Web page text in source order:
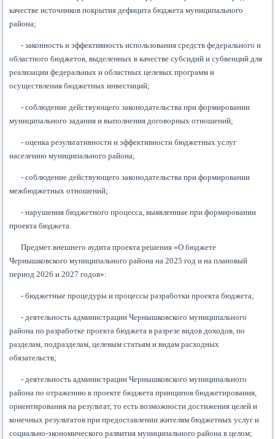
качестве источников покрытия дефицита бюджета муниципального
района;
- законность и эффективность использования средств федерального и
областного бюджетов, выделенных в качестве субсидий и субвенций для
реализации федеральных и областных целевых программ и
осуществления бюджетных инвестиций;
- соблюдение действующего законодательства при формировании
муниципального задания и выполнения договорных отношений;
- оценка результативности и эффективности бюджетных услуг
населению муниципального района;
- соблюдение действующего законодательства при формировании
межбюджетных отношений;
- нарушения бюджетного процесса, выявленные при формировании
проекта бюджета.
Предмет внешнего аудита проекта решения «О бюджете
Чернышковского муниципального района на 2025 год и на плановый
период 2026 и 2027 годов»:
- бюджетные процедуры и процессы разработки проекта бюджета;
- деятельность администрации Чернышковского муниципального
района по разработке проекта бюджета в разрезе видов доходов, по
разделам, подразделам, целевым статьям и видам расходных
обязательств;
- деятельность администрации Чернышковского муниципального
района по отражению в проекте бюджета принципов бюджетирования,
ориентирования на результат, то есть возможности достижения целей и
конечных результатов при предоставлении жителям бюджетных услуг и
социально-экономического развития муниципального района в целом;